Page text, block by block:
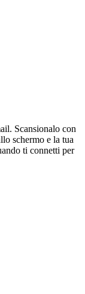
Scansionalo con
schermo e la tua
ti connetti per